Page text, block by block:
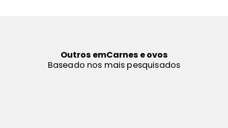
Outros emCarnes e ovos
Baseado nos mais pesquisados